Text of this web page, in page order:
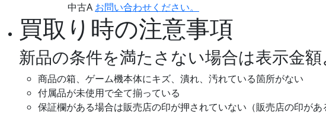
中古A お問い合わせください。
買取り時の注意事項
新品の条件を満たさない場合は表示金
商品の箱、ゲーム機本体にキズ、潰れ、汚れている箇所がない
付属品が未使用で全て揃っている
保証欄がある場合は販売店の印が押されていない（販売店の印があ